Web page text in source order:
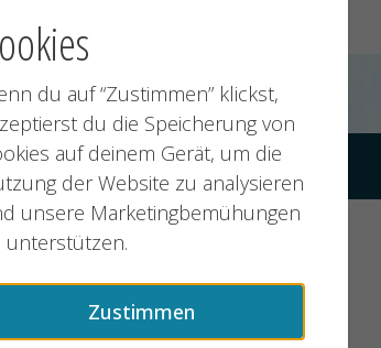
alle Rechte vorbehalten
du auf “Zustimmen” klickst,
du die Speicherung von
auf deinem Gerät, um die
der Website zu analysieren
unsere Marketingbemühungen
unterstützen.
Zustimmen